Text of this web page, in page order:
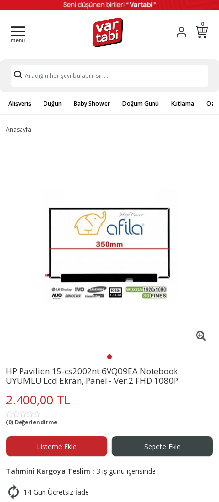
0
Alışveriş Düğün Baby Shower Doğum Günü Kutlama
Anasayfa
HP Pavilion 15-cs2002nt 6VQ09EA Notebook
UYUMLU Lcd Ekran, Panel - Ver.2 FHD 1080P
2.400,00 TL
(0) Değerlendirme
Listeme Ekle Sepete Ekle
Tahmini Kargoya Teslim : 3 iş günü içerisinde
14 Gün Ücretsiz İade